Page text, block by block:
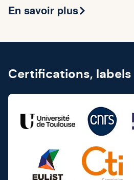
En savoir plus
Certifications,